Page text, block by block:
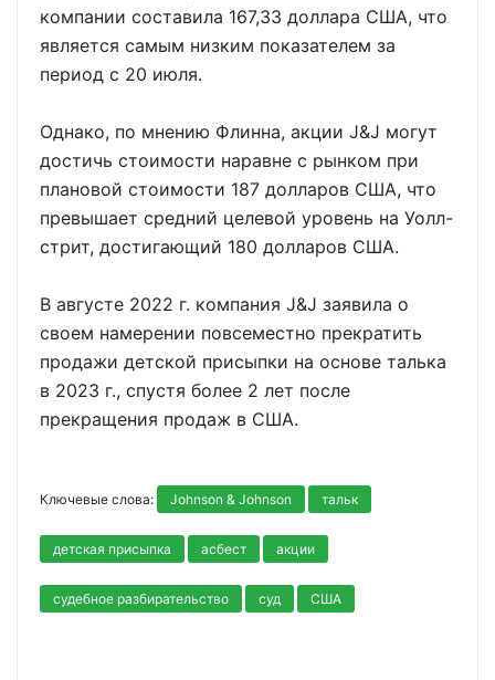
компании составила 167,33 доллара США, что
является самым низким показателем за
период с 20 июля.
Однако, по мнению Флинна, акции J&J могут
достичь стоимости наравне с рынком при
плановой стоимости 187 долларов США, что
превышает средний целевой уровень на Уолл-
стрит, достигающий 180 долларов США.
В августе 2022 г. компания J&J заявила о
своем намерении повсеместно прекратить
продажи детской присыпки на основе талька
в 2023 г., спустя более 2 лет после
прекращения продаж в США.
Ключевые слова: Johnson & Johnson тальк
детская присыпка асбест акции
судебное разбирательство суд США